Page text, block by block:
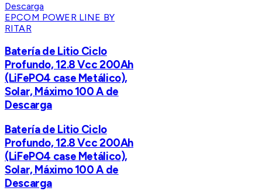
EPCOM POWER LINE BY
RITAR
Batería de Litio Ciclo
Profundo, 12.8 Vcc 200Ah
(LiFePO4 case Metálico),
Solar, Máximo 100 A de
Descarga
Batería de Litio Ciclo
Profundo, 12.8 Vcc 200Ah
(LiFePO4 case Metálico),
Solar, Máximo 100 A de
Descarga